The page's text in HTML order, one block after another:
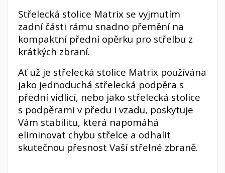
Střelecká stolice Matrix se vyjmutím
zadní části rámu snadno přemění na
kompaktní přední opěrku pro střelbu z
krátkých zbraní.
Ať už je střelecká stolice Matrix používána
jako jednoduchá střelecká podpěra s
přední vidlicí, nebo jako střelecká stolice
s podpěrami v předu i vzadu, poskytuje
Vám stabilitu, která napomáhá
eliminovat chybu střelce a odhalit
skutečnou přesnost Vaší střelné zbraně.